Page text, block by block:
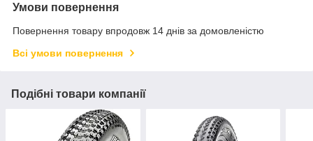
Умови повернення
Повернення товару впродовж 14 днів за домовленістю
Всі умови повернення
Подібні товари компанії